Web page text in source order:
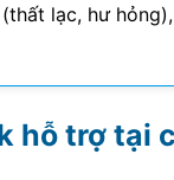
lạc, hư
hỗ trợ tại